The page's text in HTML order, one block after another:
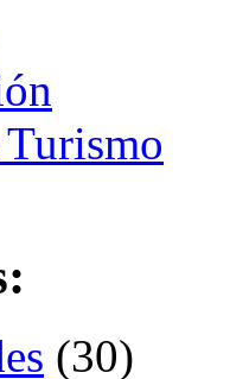
Turismo
(30)